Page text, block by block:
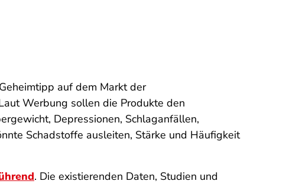
auf dem Markt der
Werbung sollen die Produkte den
Depressionen, Schlaganfällen,
Schadstoffe ausleiten, Stärke und Häufigkeit
. Die existierenden Daten, Studien und